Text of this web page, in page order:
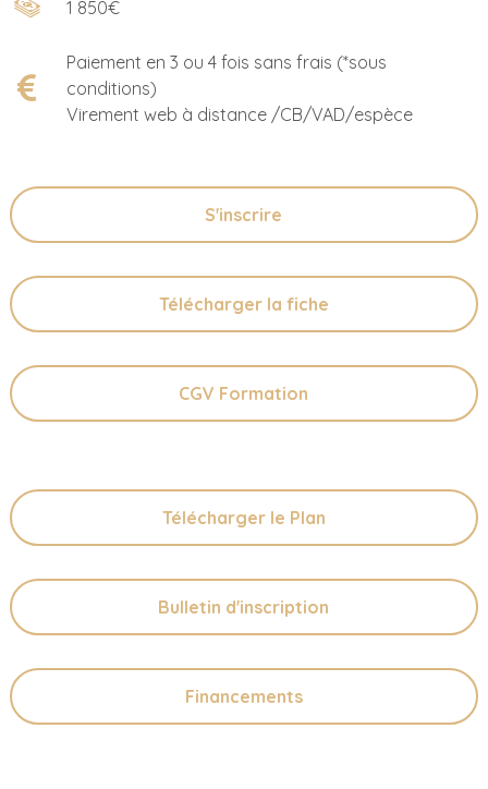
1 850€
Paiement en 3 ou 4 fois sans frais (*sous
conditions)
Virement web à distance /CB/VAD/espèce
S'inscrire
Télécharger la fiche
CGV Formation
Télécharger le Plan
Bulletin d'inscription
Financements